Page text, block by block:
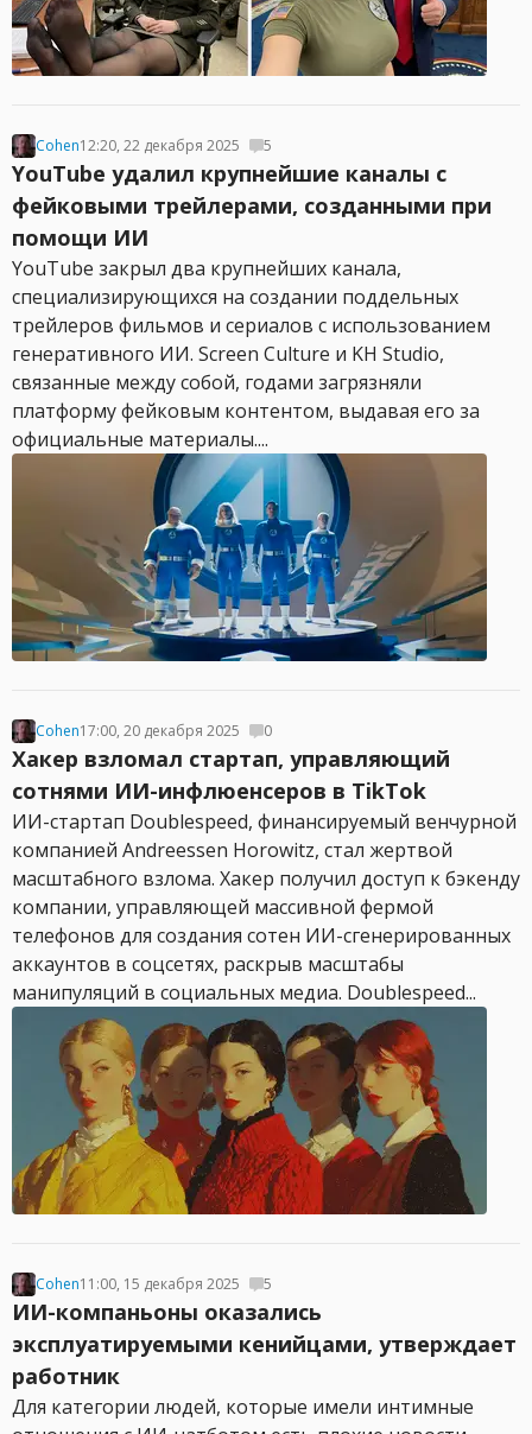
Cohen12:20, 22 декабря 2025 5
YouTube удалил крупнейшие каналы с
фейковыми трейлерами, созданными при
помощи ИИ
YouTube закрыл два крупнейших канала,
специализирующихся на создании поддельных
трейлеров фильмов и сериалов с использованием
генеративного ИИ. Screen Culture и KH Studio,
связанные между собой, годами загрязняли
платформу фейковым контентом, выдавая его за
официальные материалы....
Cohen17:00, 20 декабря 2025 0
Хакер взломал стартап, управляющий
сотнями ИИ-инфлюенсеров в TikTok
ИИ-стартап Doublespeed, финансируемый венчурной
компанией Andreessen Horowitz, стал жертвой
масштабного взлома. Хакер получил доступ к бэкенду
компании, управляющей массивной фермой
телефонов для создания сотен ИИ-сгенерированных
аккаунтов в соцсетях, раскрыв масштабы
манипуляций в социальных медиа. Doublespeed...
Cohen11:00, 15 декабря 2025 5
ИИ-компаньоны оказались
эксплуатируемыми кенийцами, утверждает
работник
Для категории людей, которые имели интимные